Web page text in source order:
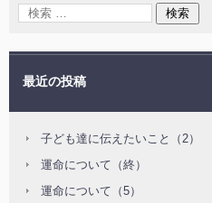
最近の投稿
子ども達に伝えたいこと（2）
運命について（終）
運命について（5）